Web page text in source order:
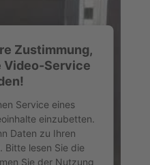
Zustimmung,
Video-Service
Service eines
einzubetten.
Daten zu Ihren
Bitte lesen Sie die
Sie der Nutzung